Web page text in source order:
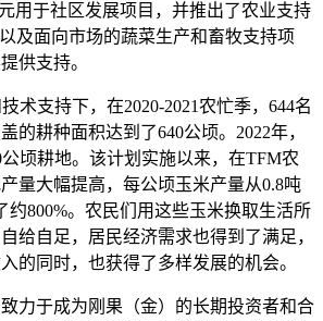
用于社区发展项目，并推出了农业支持
及面向市场的蔬菜生产和畜牧支持项
供支持。
术支持下，在2020-2021农忙季，644名
的耕种面积达到了640公顷。2022年，
顷耕地。该计划实施以来，在TFM农
量大幅提高，每公顷玉米产量从0.8吨
约800%。农民们用这些玉米换取生活所
给自足，居民经济需求也得到了满足，
的同时，也获得了多样发展的机会。
力于成为刚果（金）的长期投资者和合